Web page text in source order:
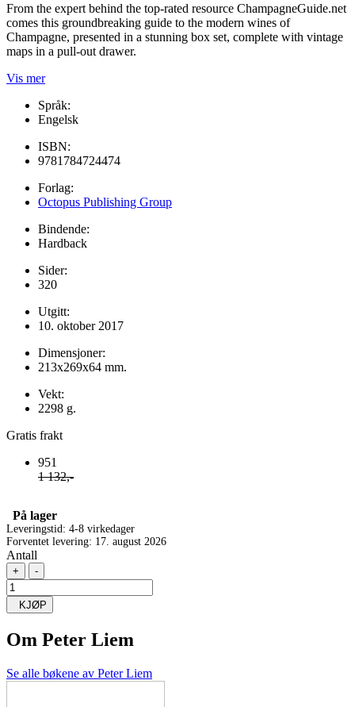
From the expert behind the top-rated resource ChampagneGuide.net
comes this groundbreaking guide to the modern wines of
Champagne, presented in a stunning box set, complete with vintage
maps in a pull-out drawer.
Vis mer
Språk:
Engelsk
ISBN:
9781784724474
Forlag:
Octopus Publishing Group
Bindende:
Hardback
Sider:
320
Utgitt:
10. oktober 2017
Dimensjoner:
213x269x64 mm.
Vekt:
2298 g.
Gratis frakt
951
1 132,-
På lager
Leveringstid: 4-8 virkedager
Forventet levering: 17. august 2026
Antall
+ -
KJØP
Om Peter Liem
Se alle bøkene av Peter Liem